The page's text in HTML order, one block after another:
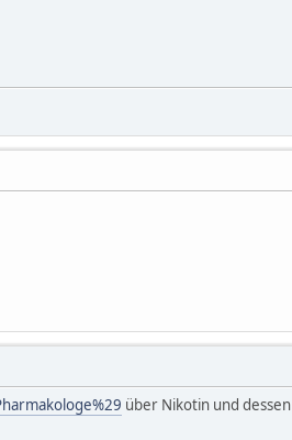
über Nikotin und dessen